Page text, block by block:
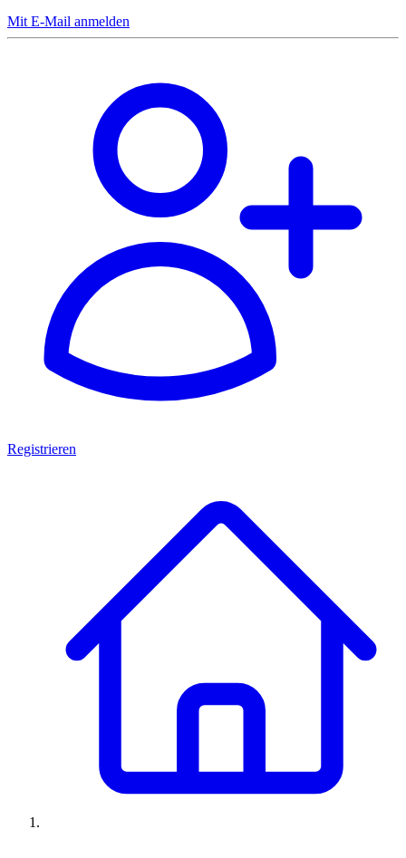
Mit E-Mail anmelden
Registrieren